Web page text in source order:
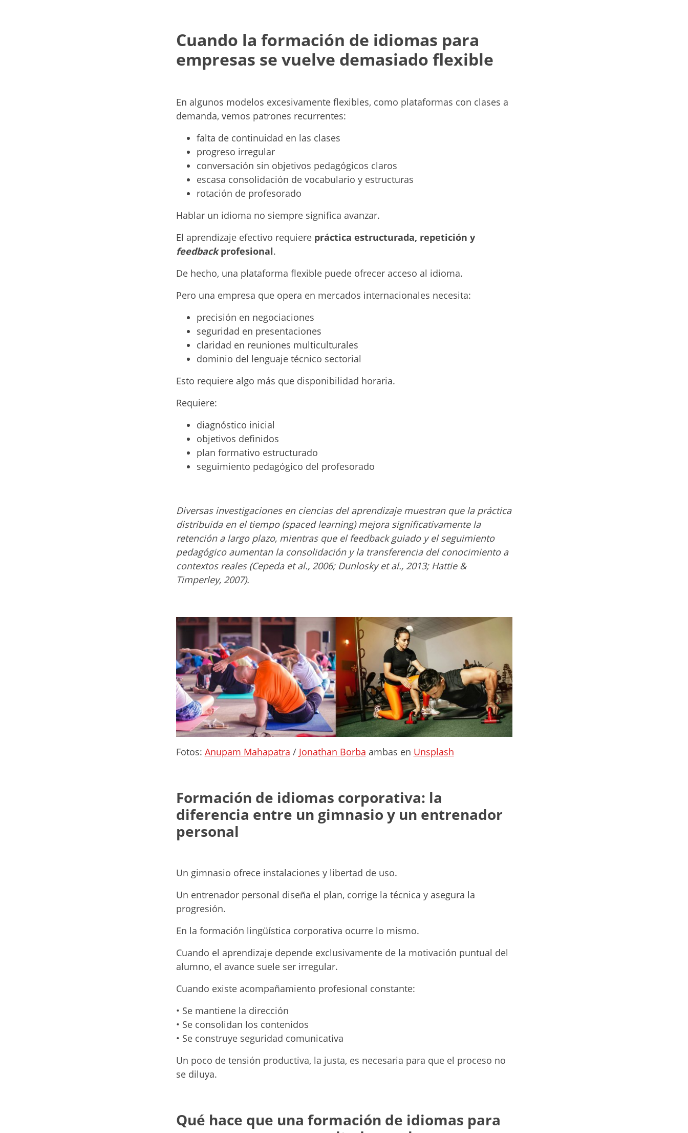
Cuando la formación de idiomas para
empresas se vuelve demasiado flexible
En algunos modelos excesivamente flexibles, como plataformas con clases a
demanda, vemos patrones recurrentes:
falta de continuidad en las clases
progreso irregular
conversación sin objetivos pedagógicos claros
escasa consolidación de vocabulario y estructuras
rotación de profesorado
Hablar un idioma no siempre significa avanzar.
El aprendizaje efectivo requiere práctica estructurada, repetición y
feedbackprofesional.
De hecho, una plataforma flexible puede ofrecer acceso al idioma.
Pero una empresa que opera en mercados internacionales necesita:
precisión en negociaciones
seguridad en presentaciones
claridad en reuniones multiculturales
dominio del lenguaje técnico sectorial
Esto requiere algo más que disponibilidad horaria.
Requiere:
diagnóstico inicial
objetivos definidos
plan formativo estructurado
seguimiento pedagógico del profesorado
Diversas investigaciones en cienciasdel aprendizaje muestran que la práctica
distribuida en el tiempo (spaced learning) mejora significativamente la
retención a largo plazo, mientras que el feedback guiado y el seguimiento
pedagógico aumentan la consolidación y la transferencia del conocimiento a
contextos reales (Cepeda et al., 2006; Dunlosky et al., 2013; Hattie &
Timperley, 2007).
Fotos: Anupam Mahapatra / Jonathan Borba ambas en Unsplash
Formación de idiomas corporativa: la
diferencia entre un gimnasio y un entrenador
personal
Un gimnasio ofrece instalaciones y libertad de uso.
Un entrenador personal diseña el plan, corrige la técnica y asegura la
progresión.
En la formación lingüística corporativa ocurre lo mismo.
Cuando el aprendizaje depende exclusivamente de la motivación puntual del
alumno, el avance suele ser irregular.
Cuando existe acompañamiento profesional constante:
• Se mantiene la dirección
• Se consolidan los contenidos
• Se construye seguridad comunicativa
Un poco de tensión productiva, la justa, es necesaria para que el proceso no
se diluya.
Qué hace que una formación de idiomas para